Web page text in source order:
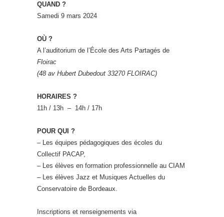
QUAND ?
Samedi 9 mars 2024
OÙ ?
A l’auditorium de l’École des Arts Partagés de
Floirac
(48 av Hubert Dubedout 33270 FLOIRAC)
HORAIRES ?
11h / 13h – 14h / 17h
POUR QUI ?
– Les équipes pédagogiques des écoles du
Collectif PACAP,
– Les élèves en formation professionnelle au CIAM
– Les élèves Jazz et Musiques Actuelles du
Conservatoire de Bordeaux.
Inscriptions et renseignements via